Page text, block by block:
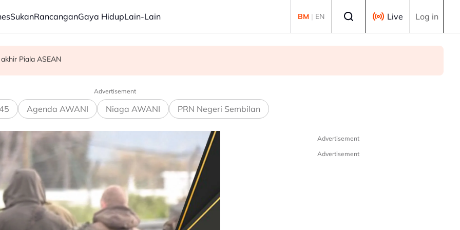
SukanRancanganGaya HidupLain-Lain BM | EN Live Log in
ikanPiala ASEAN
Advertisement
Agenda AWANI Niaga AWANI PRN Negeri Sembilan
Advertisement
Advertisement